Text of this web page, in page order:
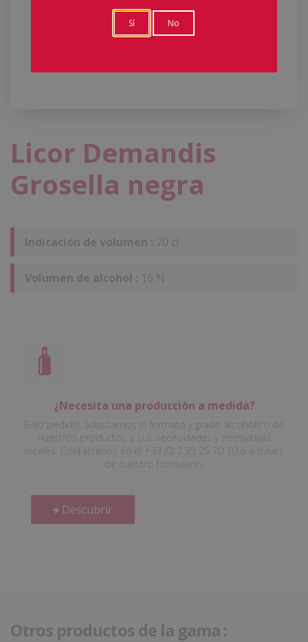
Licor Demandis
Grosella negra
Indicación de volumen : 70 cl
Volumen de alcohol : 16 %
¿Necesita una producción a medida?
Bajo pedido, adaptamos el formato y grado alcohólico de
nuestros productos a sus necesidades y normativas
locales. Contáctenos en el +33 (0) 2 35 25 70 70 o a través
de nuestro formulario.
Descubrir
Otros productos de la gama :
Sí No